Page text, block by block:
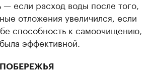
если расход воды после того,
отложения увеличился, если
способность к самоочищению,
эффективной.